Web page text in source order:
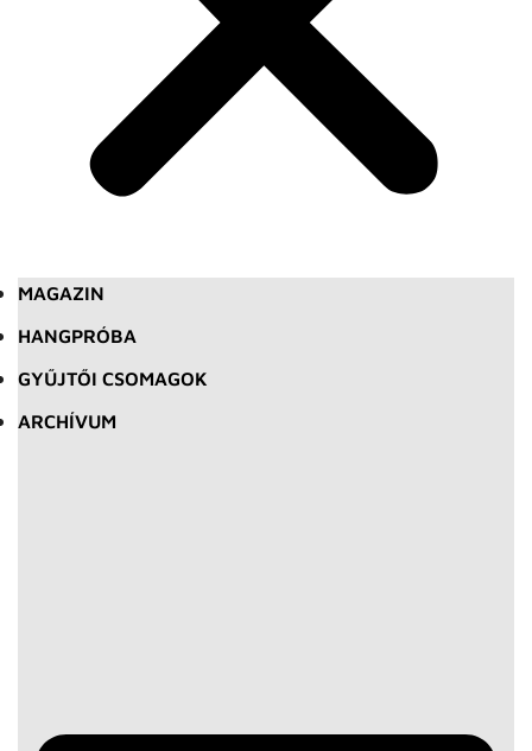
MAGAZIN
HANGPRÓBA
GYŰJTŐI CSOMAGOK
ARCHÍVUM